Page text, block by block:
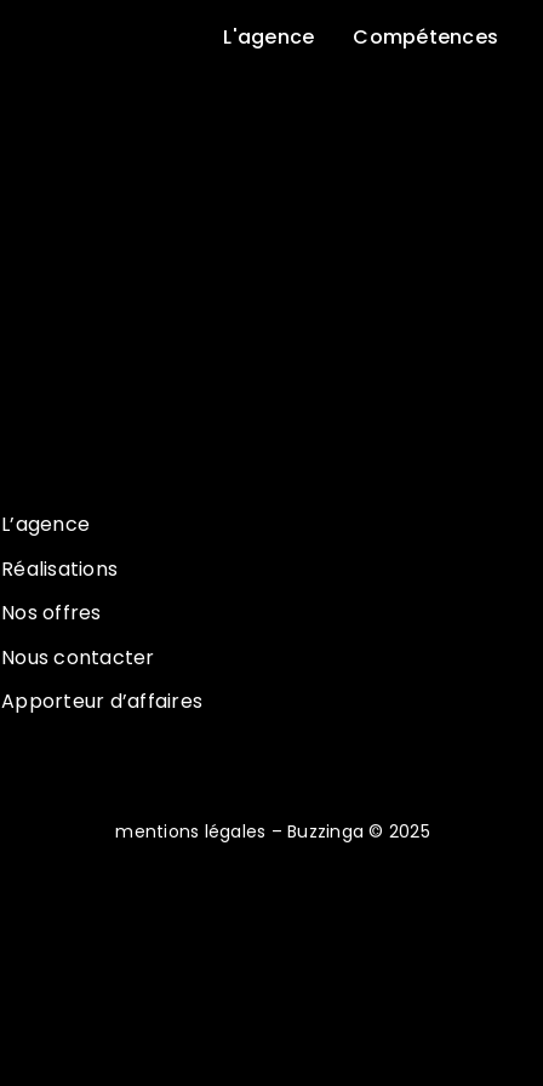
L'agence Compétences
L’agence
Réalisations
Nos offres
Nous contacter
Apporteur d’affaires
mentions légales – Buzzinga © 2025